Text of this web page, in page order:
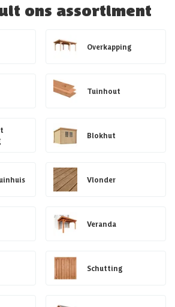
ons assortiment
Overkapping
Tuinhout
Blokhut
Vlonder
Veranda
Schutting